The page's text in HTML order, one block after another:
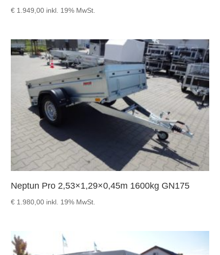
€ 1.949,00 inkl. 19% MwSt.
Neptun Pro 2,53×1,29×0,45m 1600kg GN175
€ 1.980,00 inkl. 19% MwSt.